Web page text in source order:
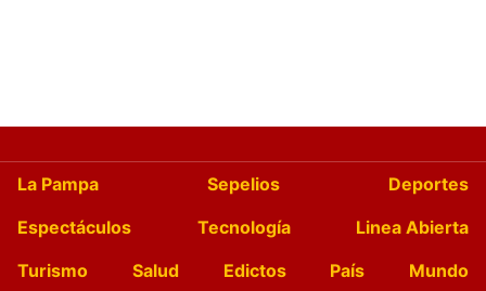
La Pampa Sepelios
Deportes
Espectáculos
Tecnología
Linea Abierta
Turismo
Salud Edictos País
Mundo